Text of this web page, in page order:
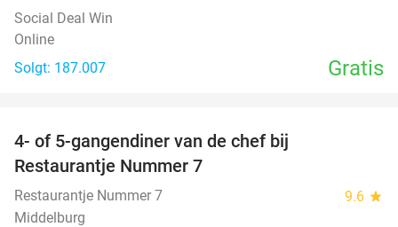
Social Deal Win
Online
Solgt: 187.007
Gratis
4- of 5-gangendiner van de chef bij
Restaurantje Nummer 7
Restaurantje Nummer 7 9.6 star
Middelburg